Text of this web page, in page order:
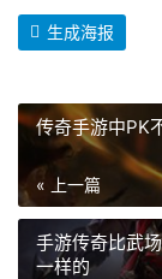
生成海报
传奇手游中PK
« 上一篇
手游传奇比武
一样的